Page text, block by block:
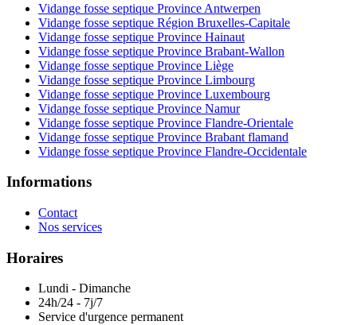
Vidange fosse septique Province Antwerpen
Vidange fosse septique Région Bruxelles-Capitale
Vidange fosse septique Province Hainaut
Vidange fosse septique Province Brabant-Wallon
Vidange fosse septique Province Liège
Vidange fosse septique Province Limbourg
Vidange fosse septique Province Luxembourg
Vidange fosse septique Province Namur
Vidange fosse septique Province Flandre-Orientale
Vidange fosse septique Province Brabant flamand
Vidange fosse septique Province Flandre-Occidentale
Informations
Contact
Nos services
Horaires
Lundi - Dimanche
24h/24 - 7j/7
Service d'urgence permanent